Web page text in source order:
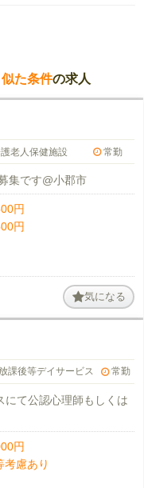
似た条件の求人
老人保健施設 常勤
集です@小郡市
円
円
気になる
課後等デイサービス 常勤
にて公認心理師もしくは
円
慮あり